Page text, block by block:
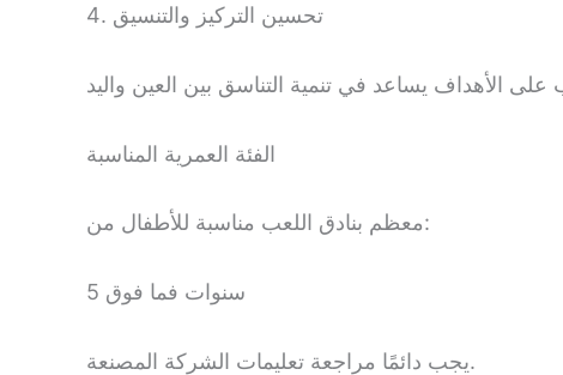
4. تحسين التركيز والتنسيق
الفئة العمرية المناسبة
معظم بنادق اللعب مناسبة للأطفال من:
5 سنوات فما فوق
يجب دائمًا مراجعة تعليمات الشركة المصنعة.